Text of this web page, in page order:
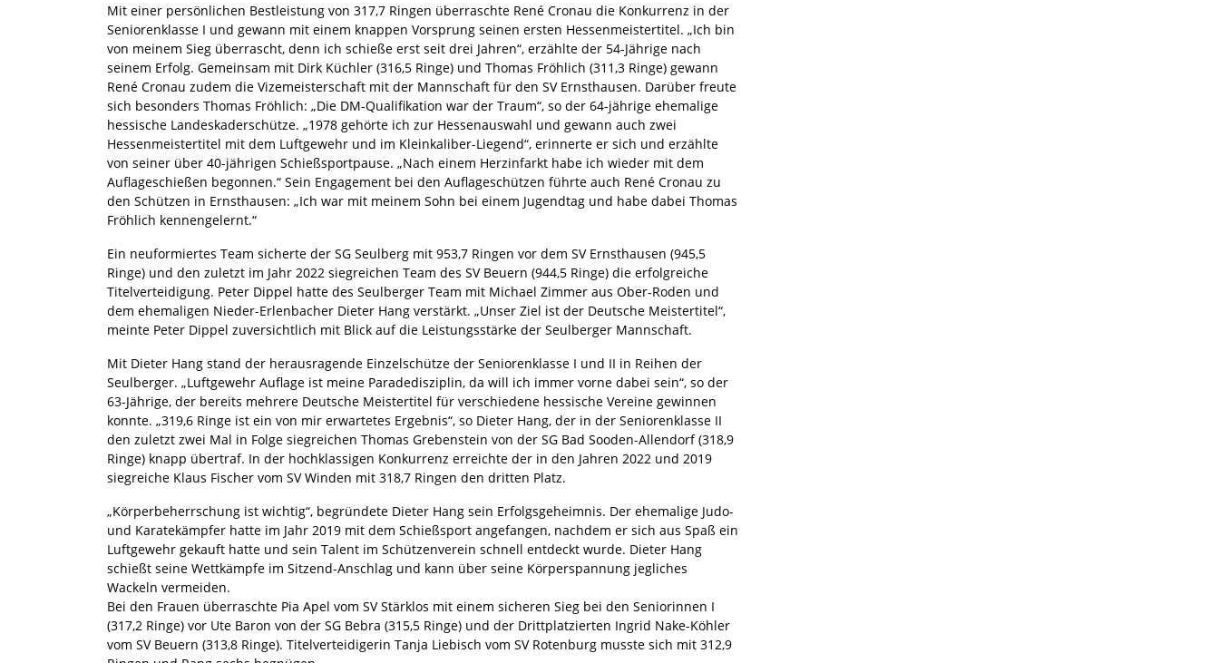
Mit einer persönlichen Bestleistung von 317,7 Ringen überraschte René Cronau die Konkurrenz in der
Seniorenklasse I und gewann mit einem knappen Vorsprung seinen ersten Hessenmeistertitel. „Ich bin
von meinem Sieg überrascht, denn ich schieße erst seit drei Jahren“, erzählte der 54-Jährige nach
seinem Erfolg. Gemeinsam mit Dirk Küchler (316,5 Ringe) und Thomas Fröhlich (311,3 Ringe) gewann
René Cronau zudem die Vizemeisterschaft mit der Mannschaft für den SV Ernsthausen. Darüber freute
sich besonders Thomas Fröhlich: „Die DM-Qualifikation war der Traum“, so der 64-jährige ehemalige
hessische Landeskaderschütze. „1978 gehörte ich zur Hessenauswahl und gewann auch zwei
Hessenmeistertitel mit dem Luftgewehr und im Kleinkaliber-Liegend“, erinnerte er sich und erzählte
von seiner über 40-jährigen Schießsportpause. „Nach einem Herzinfarkt habe ich wieder mit dem
Auflageschießen begonnen.“ Sein Engagement bei den Auflageschützen führte auch René Cronau zu
den Schützen in Ernsthausen: „Ich war mit meinem Sohn bei einem Jugendtag und habe dabei Thomas
Fröhlich kennengelernt.“
Ein neuformiertes Team sicherte der SG Seulberg mit 953,7 Ringen vor dem SV Ernsthausen (945,5
Ringe) und den zuletzt im Jahr 2022 siegreichen Team des SV Beuern (944,5 Ringe) die erfolgreiche
Titelverteidigung. Peter Dippel hatte des Seulberger Team mit Michael Zimmer aus Ober-Roden und
dem ehemaligen Nieder-Erlenbacher Dieter Hang verstärkt. „Unser Ziel ist der Deutsche Meistertitel“,
meinte Peter Dippel zuversichtlich mit Blick auf die Leistungsstärke der Seulberger Mannschaft.
Mit Dieter Hang stand der herausragende Einzelschütze der Seniorenklasse I und II in Reihen der
Seulberger. „Luftgewehr Auflage ist meine Paradedisziplin, da will ich immer vorne dabei sein“, so der
63-Jährige, der bereits mehrere Deutsche Meistertitel für verschiedene hessische Vereine gewinnen
konnte. „319,6 Ringe ist ein von mir erwartetes Ergebnis“, so Dieter Hang, der in der Seniorenklasse II
den zuletzt zwei Mal in Folge siegreichen Thomas Grebenstein von der SG Bad Sooden-Allendorf (318,9
Ringe) knapp übertraf. In der hochklassigen Konkurrenz erreichte der in den Jahren 2022 und 2019
siegreiche Klaus Fischer vom SV Winden mit 318,7 Ringen den dritten Platz.
„Körperbeherrschung ist wichtig“, begründete Dieter Hang sein Erfolgsgeheimnis. Der ehemalige Judo-
und Karatekämpfer hatte im Jahr 2019 mit dem Schießsport angefangen, nachdem er sich aus Spaß ein
Luftgewehr gekauft hatte und sein Talent im Schützenverein schnell entdeckt wurde. Dieter Hang
schießt seine Wettkämpfe im Sitzend-Anschlag und kann über seine Körperspannung jegliches
Wackeln vermeiden.
Bei den Frauen überraschte Pia Apel vom SV Stärklos mit einem sicheren Sieg bei den Seniorinnen I
(317,2 Ringe) vor Ute Baron von der SG Bebra (315,5 Ringe) und der Drittplatzierten Ingrid Nake-Köhler
vom SV Beuern (313,8 Ringe). Titelverteidigerin Tanja Liebisch vom SV Rotenburg musste sich mit 312,9